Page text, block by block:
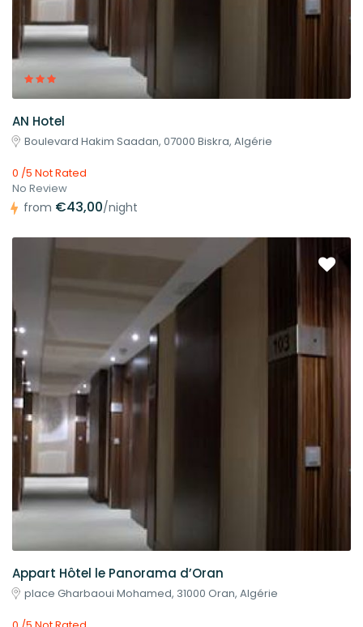
AN Hotel
Boulevard Hakim Saadan, 07000 Biskra, Algérie
0 /5 Not Rated
No Review
from €43,00/night
Appart Hôtel le Panorama d’Oran
place Gharbaoui Mohamed, 31000 Oran, Algérie